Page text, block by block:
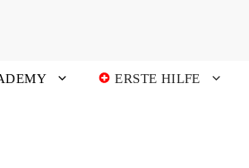
ERSTE HILFE